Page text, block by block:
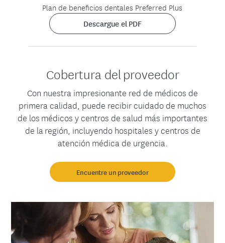
Plan de beneficios dentales Preferred Plus
Descargue el PDF
Cobertura del proveedor
Con nuestra impresionante red de médicos de
primera calidad, puede recibir cuidado de muchos
de los médicos y centros de salud más importantes
de la región, incluyendo hospitales y centros de
atención médica de urgencia.
Encuentre un proveedor